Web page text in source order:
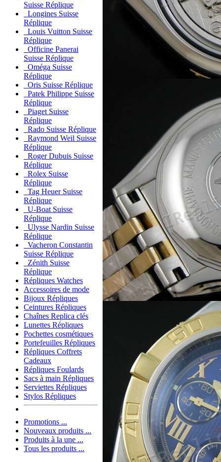
Suisse Réplique
Longines Suisse
Réplique
Louis Vuitton Suisse
Réplique
Officine Panerai
Suisse Réplique
Oméga Suisse
Réplique
Oris Suisse Réplique
Patek Philippe Suisse
Réplique
Piaget Suisse
Réplique
Rado Suisse Réplique
Raymond Weil Suisse
Réplique
Roger Dubuis Suisse
Réplique
Rolex Suisse
Réplique
Tag Heuer Suisse
Réplique
U-Boat Suisse
Réplique
Ulysse Nardin Suisse
Réplique
Vacheron Constantin
Suisse Réplique
Zénith Suisse
Réplique
Répliques Watches
Accessoires de mode
Bijoux Répliques
Ceintures Répliques
Chaînes Replica clés
Lunettes Répliques
Pochettes cosmétiques
Portefeuilles Répliques
Répliques Coffrets
Cadeaux
Répliques Foulards
Sacs à main Répliques
Serviettes Répliques
Stylos Répliques
Promotions ...
Nouveaux produits ...
Produits à la une ...
Tous les produits ...